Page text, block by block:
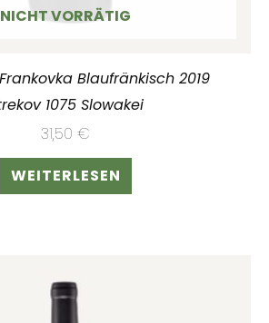
NICHT VORRÄTIG
Blaufränkisch 2019
1075 Slowakei
31,50 €
WEITERLESEN